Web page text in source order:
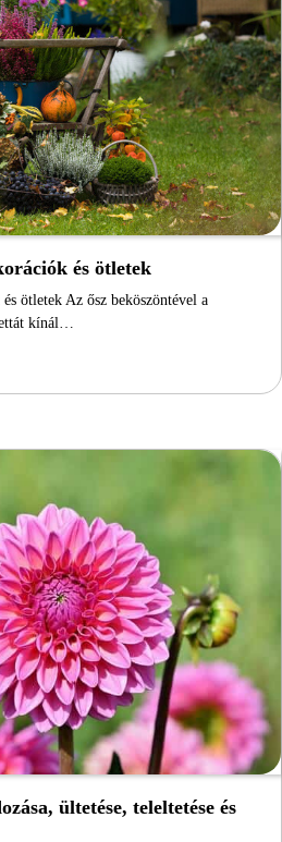
és ötletek
ötletek Az ősz beköszöntével a
kínál…
ültetése, teleltetése és